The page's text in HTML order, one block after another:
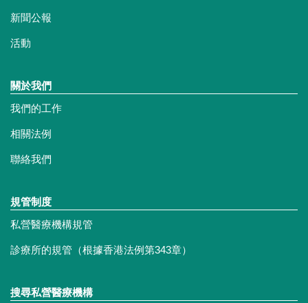
新聞公報
活動
關於我們
我們的工作
相關法例
聯絡我們
規管制度
私營醫療機構規管
診療所的規管（根據香港法例第343章）
搜尋私營醫療機構